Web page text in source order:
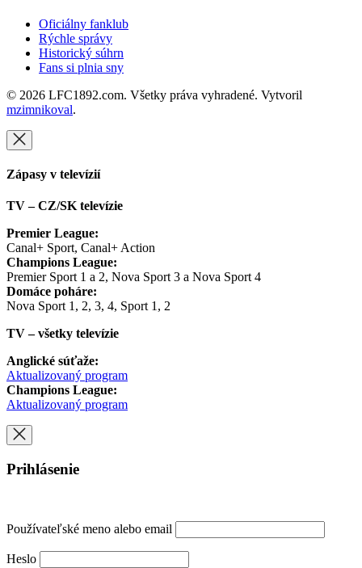
Oficiálny fanklub
Rýchle správy
Historický súhrn
Fans si plnia sny
© 2026 LFC1892.com. Všetky práva vyhradené. Vytvoril
mzimnikoval.
Zápasy v televízií
TV – CZ/SK televízie
Premier League:
Canal+ Sport, Canal+ Action
Champions League:
Premier Sport 1 a 2, Nova Sport 3 a Nova Sport 4
Domáce poháre:
Nova Sport 1, 2, 3, 4, Sport 1, 2
TV – všetky televízie
Anglické súťaže:
Aktualizovaný program
Champions League:
Aktualizovaný program
Prihlásenie
Používateľské meno alebo email
Heslo